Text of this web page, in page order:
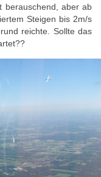
berauschend, aber ab
Steigen bis 2m/s
reichte. Sollte das